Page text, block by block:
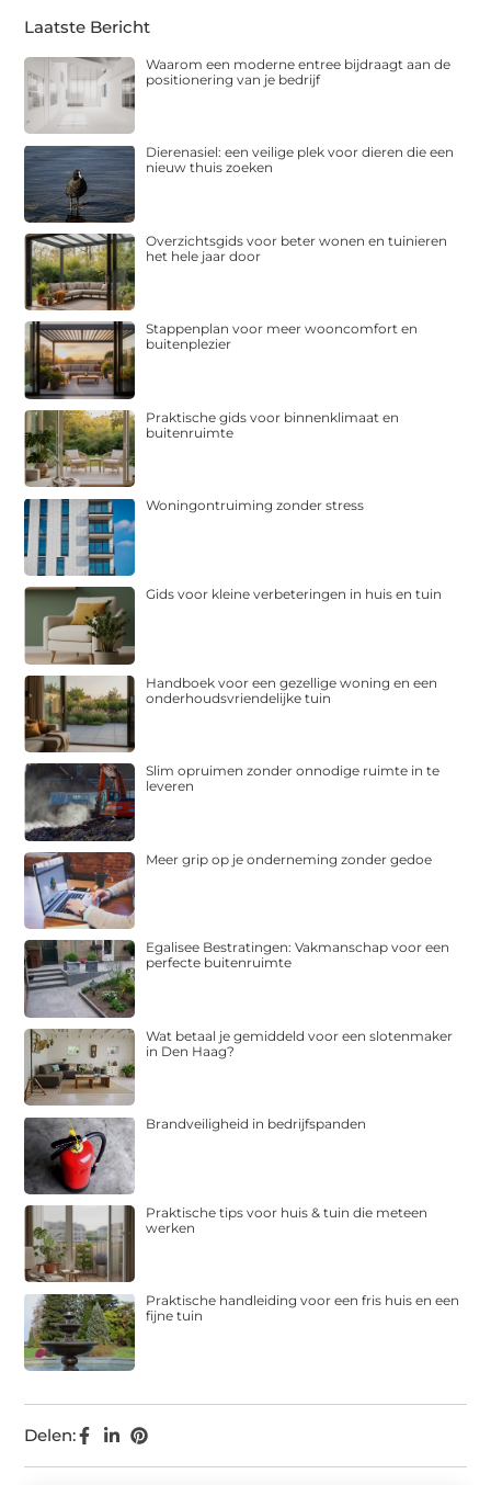
Delen:
Laatste Bericht
Waarom een moderne entree bijdraagt aan de
positionering van je bedrijf
Dierenasiel: een veilige plek voor dieren die een
nieuw thuis zoeken
Overzichtsgids voor beter wonen en tuinieren
het hele jaar door
Stappenplan voor meer wooncomfort en
buitenplezier
Praktische gids voor binnenklimaat en
buitenruimte
Woningontruiming zonder stress
Gids voor kleine verbeteringen in huis en tuin
Handboek voor een gezellige woning en een
onderhoudsvriendelijke tuin
Slim opruimen zonder onnodige ruimte in te
leveren
Meer grip op je onderneming zonder gedoe
Egalisee Bestratingen: Vakmanschap voor een
perfecte buitenruimte
Wat betaal je gemiddeld voor een slotenmaker
in Den Haag?
Brandveiligheid in bedrijfspanden
Praktische tips voor huis & tuin die meteen
werken
Praktische handleiding voor een fris huis en een
fijne tuin